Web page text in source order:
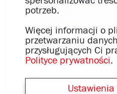
potrzeb.
Więcej informacji o
przetwarzaniu
przysługujących Ci
Polityce prywatności.